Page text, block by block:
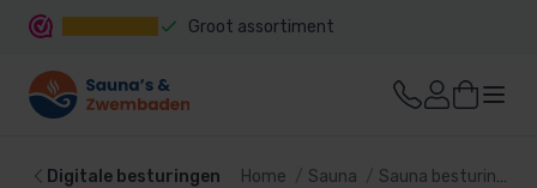
Groot assortiment
Digitale besturingen Home Sauna Sauna besturing